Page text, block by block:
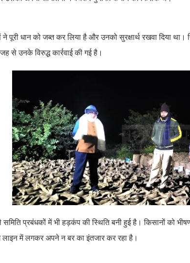
ने पूरी धान को जब्त कर लिया है और उनको सुरक्षार्थ रखवा दिया
से उनके विरुद्ध कार्रवाई की गई है।
समिति प्रबंधकों में भी हड़कंप की स्थिति बनी हुई है। किसानों को
में लगकर अपने न बर का इंतजार कर रहा है।